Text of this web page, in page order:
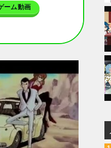
ーム動画